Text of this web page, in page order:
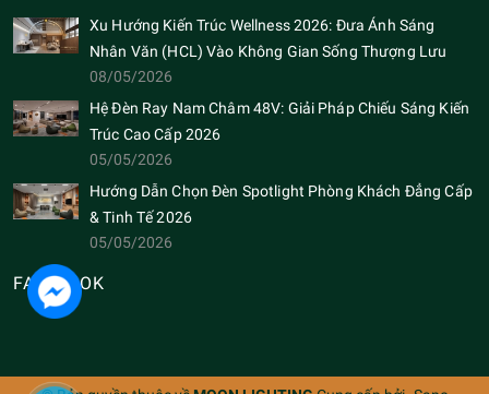
Xu Hướng Kiến Trúc Wellness 2026: Đưa Ánh Sáng
Nhân Văn (HCL) Vào Không Gian Sống Thượng Lưu
08/05/2026
Hệ Đèn Ray Nam Châm 48V: Giải Pháp Chiếu Sáng Kiến
Trúc Cao Cấp 2026
05/05/2026
Hướng Dẫn Chọn Đèn Spotlight Phòng Khách Đẳng Cấp
& Tinh Tế 2026
05/05/2026
FACEBOOK